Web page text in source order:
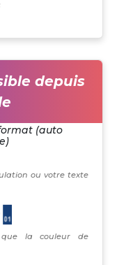
depuis
(auto
ou votre texte
que la couleur de